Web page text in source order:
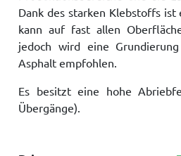
Dank des starken Klebstoffs
kann auf fast allen
jedoch wird eine
Asphalt empfohlen.
Es besitzt eine hohe
Übergänge).